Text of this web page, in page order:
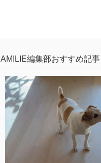
AMILIE編集部おすすめ記事